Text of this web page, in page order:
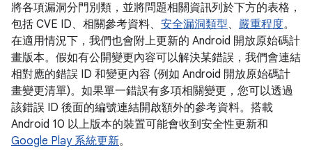
將各項漏洞分門別類，並將問題相關資訊列於下方的表格，
包括 CVE ID、相關參考資料、 安全漏洞類型、 嚴重程度。
在適用情況下，我們也會附上更新的 Android 開放原始碼計
畫版本。假如有公開變更內容可以解決某錯誤，我們會連結
相對應的錯誤 ID 和變更內容 (例如 Android 開放原始碼計
畫變更清單)。如果單一錯誤有多項相關變更，您可以透過
該錯誤 ID 後面的編號連結開啟額外的參考資料。搭載
Android 10 以上版本的裝置可能會收到安全性更新和
Google Play 系統更新。